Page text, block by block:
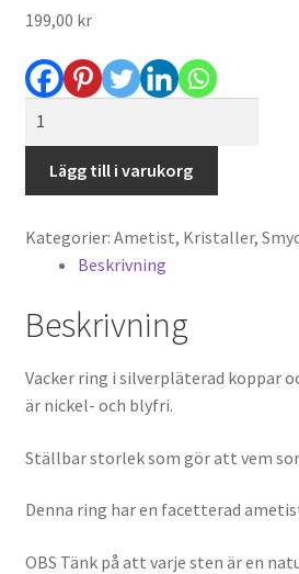
199,00 kr
ametist
mängd
Lägg till i varukorg
Kategorier: Ametist, Kristaller,
Beskrivning
Beskrivning
Vacker ring i silverpläterad koppar
är nickel- och blyfri.
Ställbar storlek som gör att vem
Denna ring har en facetterad
OBS Tänk på att varje sten är en